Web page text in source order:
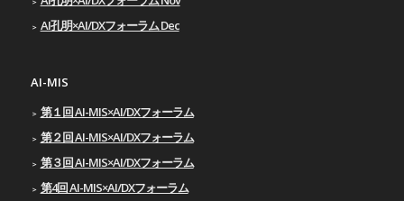
AI孔明×AI/DXフォーラム Dec
AI-MIS
第１回 AI-MIS×AI/DXフォーラム
第２回 AI-MIS×AI/DXフォーラム
第３回 AI-MIS×AI/DXフォーラム
第4回 AI-MIS×AI/DXフォーラム